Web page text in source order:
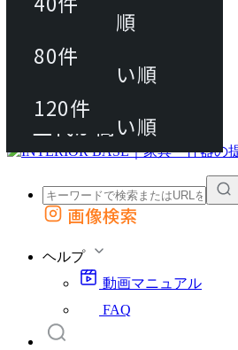
動画マニュアル
FAQ
カート
外部サイトの商品をカートに追加
画像検索
ヘルプ
動画マニュアル
FAQ
80件
120件
おすすめ順
上代が安い順
上代が高い順
80件
120件